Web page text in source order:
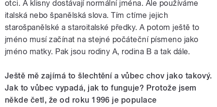
otci. A klisny dostávají normální jména. Ale používáme
italská nebo španělská slova. Tím ctíme jejich
starošpanělské a staroitalské předky. A potom ještě to
jméno musí začínat na stejné počáteční písmeno jako
jméno matky. Pak jsou rodiny A, rodina B a tak dále.
Ještě mě zajímá to šlechtění a vůbec chov jako takový.
Jak to vůbec vypadá, jak to funguje? Protože jsem
někde četl, že od roku 1996 je populace